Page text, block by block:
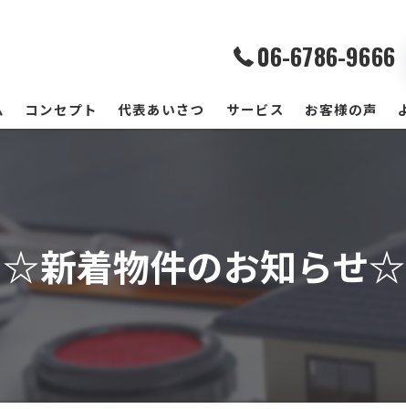
06-6786-9666
コンセプト 代表あいさつ サービス お客様の声
☆新着物件のお知らせ☆